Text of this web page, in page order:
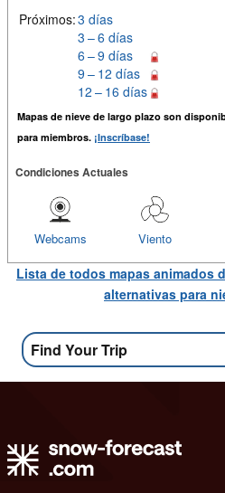
Próximos:3 días
3 – 6 días
6 – 9 días
9 – 12 días
12 – 16 días
Mapas de nieve de largo plazo son
para miembros. ¡Inscríbase!
Condiciones Actuales
Viento
Webcams
Lista de todos mapas animados
alternativas para
Find Your Trip